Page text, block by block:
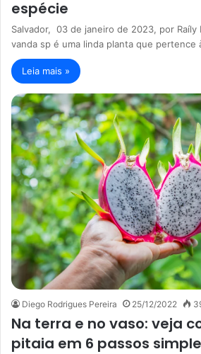
espécie
Salvador, 03 de janeiro de 2023, por
vanda sp é uma linda planta que pertence
Leia mais »
Diego Rodrigues Pereira 25/12/2022
Na terra e no vaso: veja
pitaia em 6 passos